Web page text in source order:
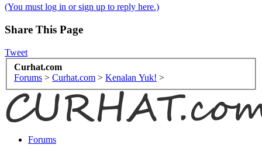
(You must log in or sign up to reply here.)
Share This Page
Tweet
Curhat.com
Forums > Curhat.com > Kenalan Yuk! >
Forums